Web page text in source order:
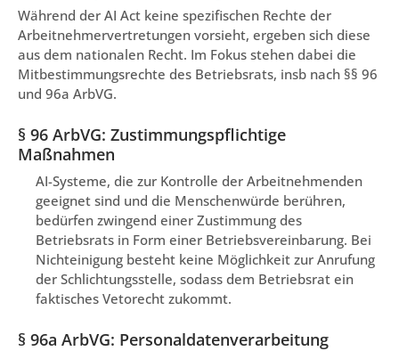
Während der AI Act keine spezifischen Rechte der
Arbeitnehmervertretungen vorsieht, ergeben sich diese
aus dem nationalen Recht. Im Fokus stehen dabei die
Mitbestimmungsrechte des Betriebsrats, insb nach §§ 96
und 96a ArbVG.
§ 96 ArbVG: Zustimmungspflichtige
Maßnahmen
AI-Systeme, die zur Kontrolle der Arbeitnehmenden
geeignet sind und die Menschenwürde berühren,
bedürfen zwingend einer Zustimmung des
Betriebsrats in Form einer Betriebsvereinbarung. Bei
Nichteinigung besteht keine Möglichkeit zur Anrufung
der Schlichtungsstelle, sodass dem Betriebsrat ein
faktisches Vetorecht zukommt.
§ 96a ArbVG: Personaldatenverarbeitung